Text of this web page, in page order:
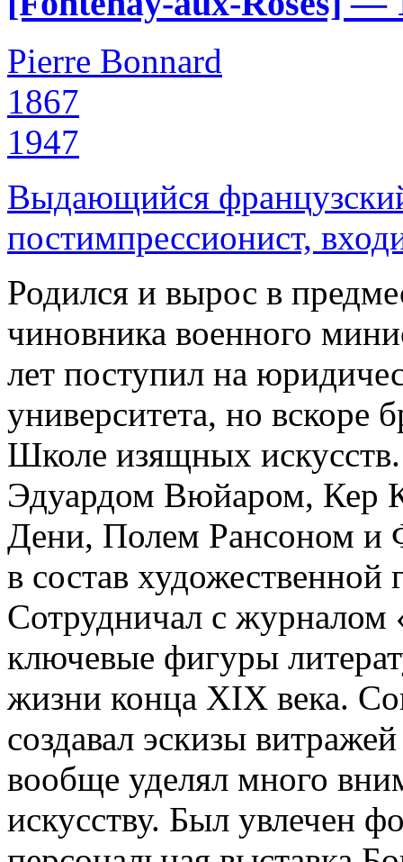
Pierre Bonnard
1867
1947
Выдающийся
постимпрессионист,
Родился и вырос в
чиновника военного
лет поступил на
университета, но вскоре
Школе изящных
Эдуардом Вюйаром, Кер
Дени, Полем Рансоном и
в состав
Сотрудничал с
ключевые фигуры
жизни конца XIX века.
создавал эскизы
вообще уделял много
искусству. Был увлечен